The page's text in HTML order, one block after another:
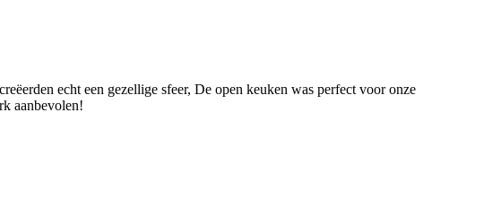
echt een gezellige sfeer, De open keuken was perfect voor onze
aanbevolen!